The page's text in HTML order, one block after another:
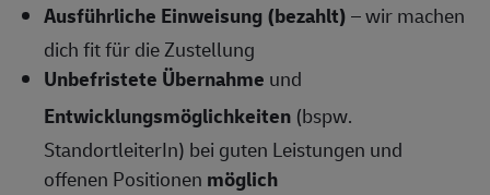
Ausführliche Einweisung (bezahlt)– wir machen
dich fit für die Zustellung
Unbefristete Übernahme und
Entwicklungsmöglichkeiten (bspw.
StandortleiterIn) bei guten Leistungen und
offenen Positionen möglich